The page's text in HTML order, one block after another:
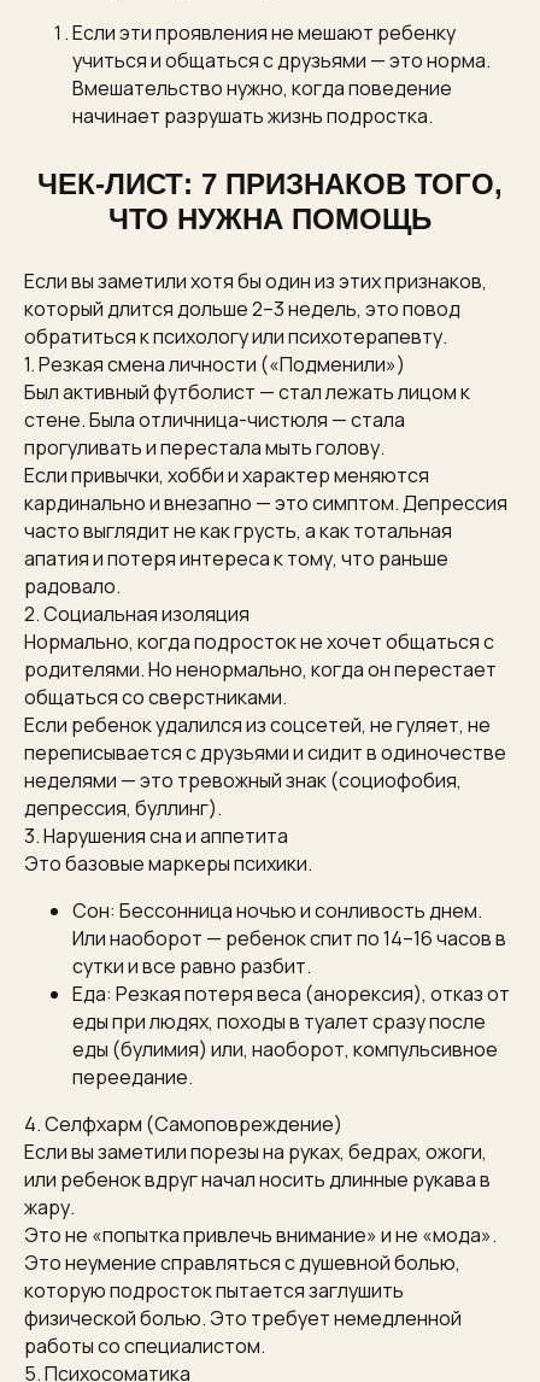
Если эти проявления не мешают ребенку
учиться и общаться с друзьями — это норма.
Вмешательство нужно, когда поведение
начинает разрушать жизнь подростка.
ЧЕК-ЛИСТ: 7 ПРИЗНАКОВ ТОГО,
ЧТО НУЖНА ПОМОЩЬ
Если вы заметили хотя бы один из этих признаков,
который длится дольше 2–3 недель, это повод
обратиться к психологу или психотерапевту.
1. Резкая смена личности («Подменили»)
Был активный футболист — стал лежать лицом к
стене. Была отличница-чистюля — стала
прогуливать и перестала мыть голову.
Если привычки, хобби и характер меняются
кардинально и внезапно — это симптом. Депрессия
часто выглядит не как грусть, а как тотальная
апатия и потеря интереса к тому, что раньше
радовало.
2. Социальная изоляция
Нормально, когда подросток не хочет общаться с
родителями. Но ненормально, когда он перестает
общаться со сверстниками.
Если ребенок удалился из соцсетей, не гуляет, не
переписывается с друзьями и сидит в одиночестве
неделями — это тревожный знак (социофобия,
депрессия, буллинг).
3. Нарушения сна и аппетита
Это базовые маркеры психики.
Сон: Бессонница ночью и сонливость днем.
Или наоборот — ребенок спит по 14–16 часов в
сутки и все равно разбит.
Еда: Резкая потеря веса (анорексия), отказ от
еды при людях, походы в туалет сразу после
еды (булимия) или, наоборот, компульсивное
переедание.
4. Селфхарм (Самоповреждение)
Если вы заметили порезы на руках, бедрах, ожоги,
или ребенок вдруг начал носить длинные рукава в
жару.
Это не «попытка привлечь внимание» и не «мода».
Это неумение справляться с душевной болью,
которую подросток пытается заглушить
физической болью. Это требует немедленной
работы со специалистом.
5. Психосоматика